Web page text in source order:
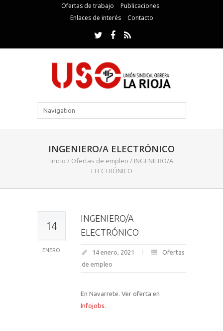
Ofertas de trabajo
Publicaciones
Enlaces de interés
Contacto
INGENIERO/A ELECTRÓNICO
Inicio / Ofertas de empleo / INGENIERO/A
ELECTRÓNICO
14
ENERO
INGENIERO/A
ELECTRÓNICO
14 enero, 2021
Ofertas
de empleo
En Navarrete. Ver oferta en
Infojobs.